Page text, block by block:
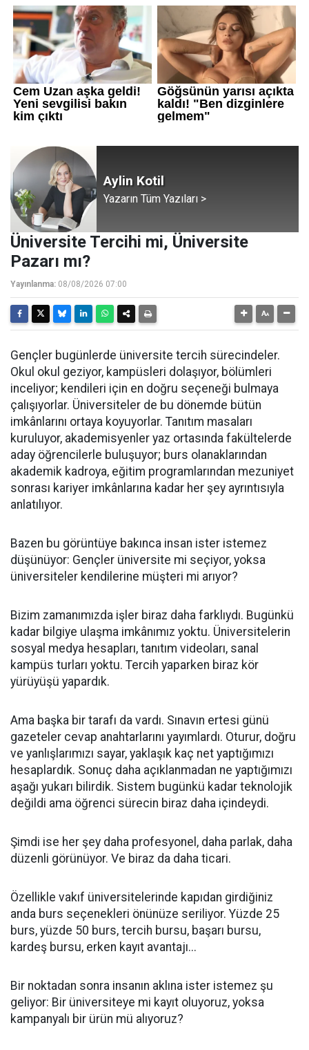
Aylin Kotil
Yazarın Tüm Yazıları >
Üniversite Tercihi mi, Üniversite
Pazarı mı?
Yayınlanma: 08/08/2026 07:00
Gençler bugünlerde üniversite tercih sürecindeler.
Okul okul geziyor, kampüsleri dolaşıyor, bölümleri
inceliyor; kendileri için en doğru seçeneği bulmaya
çalışıyorlar. Üniversiteler de bu dönemde bütün
imkânlarını ortaya koyuyorlar. Tanıtım masaları
kuruluyor, akademisyenler yaz ortasında fakültelerde
aday öğrencilerle buluşuyor; burs olanaklarından
akademik kadroya, eğitim programlarından mezuniyet
sonrası kariyer imkânlarına kadar her şey ayrıntısıyla
anlatılıyor.
Bazen bu görüntüye bakınca insan ister istemez
düşünüyor: Gençler üniversite mi seçiyor, yoksa
üniversiteler kendilerine müşteri mi arıyor?
Bizim zamanımızda işler biraz daha farklıydı. Bugünkü
kadar bilgiye ulaşma imkânımız yoktu. Üniversitelerin
sosyal medya hesapları, tanıtım videoları, sanal
kampüs turları yoktu. Tercih yaparken biraz kör
yürüyüşü yapardık.
Ama başka bir tarafı da vardı. Sınavın ertesi günü
gazeteler cevap anahtarlarını yayımlardı. Oturur, doğru
ve yanlışlarımızı sayar, yaklaşık kaç net yaptığımızı
hesaplardık. Sonuç daha açıklanmadan ne yaptığımızı
aşağı yukarı bilirdik. Sistem bugünkü kadar teknolojik
değildi ama öğrenci sürecin biraz daha içindeydi.
Şimdi ise her şey daha profesyonel, daha parlak, daha
düzenli görünüyor. Ve biraz da daha ticari.
Özellikle vakıf üniversitelerinde kapıdan girdiğiniz
anda burs seçenekleri önünüze seriliyor. Yüzde 25
burs, yüzde 50 burs, tercih bursu, başarı bursu,
kardeş bursu, erken kayıt avantajı...
Bir noktadan sonra insanın aklına ister istemez şu
geliyor: Bir üniversiteye mi kayıt oluyoruz, yoksa
kampanyalı bir ürün mü alıyoruz?